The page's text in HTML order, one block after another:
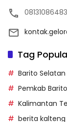
Tag
Barito Selatan
Pemkab
Kalimantan
berita